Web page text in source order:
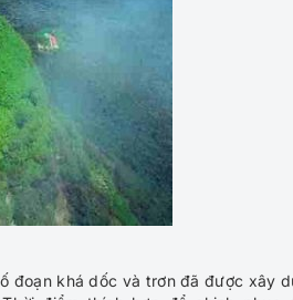
đoạn khá dốc và trơn đã được xây